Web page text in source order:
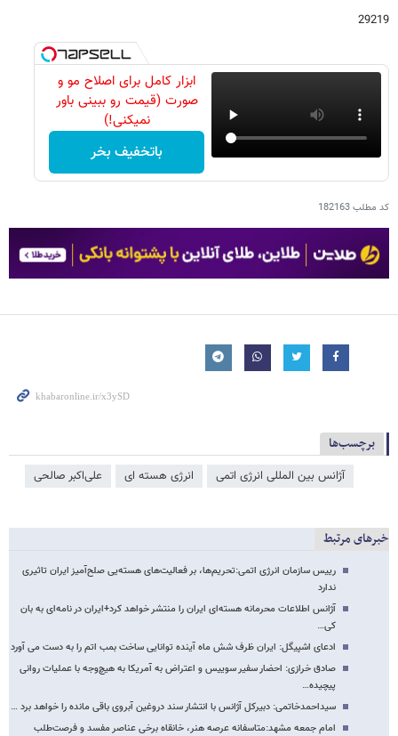
29219
ابزار کامل برای اصلاح مو و
صورت (قیمت رو ببینی باور
نمیکنی!)
باتخفیف بخر
کد مطلب182163
برچسب‌ها
آژانس بین المللی انرژی اتمی انرژی هسته ای علی‌اکبر صالحی
خبرهای مرتبط
رییس سازمان انرژی اتمی:تحریم‌ها،‌ بر فعالیت‌های هسته‌یی صلح‌آمیز ایران تاثیری
ندارد
آژانس اطلاعات محرمانه هسته‌ای ایران را منتشر خواهد کرد+ایران در نامه‌ای به بان
کی…
ادعای اشپیگل: ایران ظرف شش ماه آینده توانایی ساخت بمب اتم را به دست می آورد
صادق خرازی: احضار سفیر سوییس و اعتراض به آمریکا به هیچ‌وجه با عملیات روانی
پیچیده…
سیداحمدخاتمی: دبیرکل آژانس با انتشار سند دروغین آبروی باقی مانده را خواهد برد …
امام جمعه مشهد:متاسفانه عرصه هنر، خانقاه برخی عناصر مفسد و فرصت‌طلب